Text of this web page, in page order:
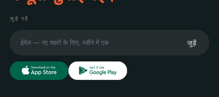
जुड़े रहें
जुड़ें